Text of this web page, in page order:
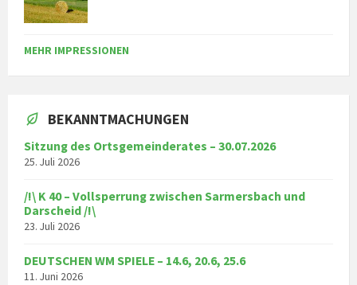
MEHR IMPRESSIONEN
BEKANNTMACHUNGEN
Sitzung des Ortsgemeinderates – 30.07.2026
25. Juli 2026
/!\ K 40 – Vollsperrung zwischen Sarmersbach und
Darscheid /!\
23. Juli 2026
DEUTSCHEN WM SPIELE – 14.6, 20.6, 25.6
11. Juni 2026